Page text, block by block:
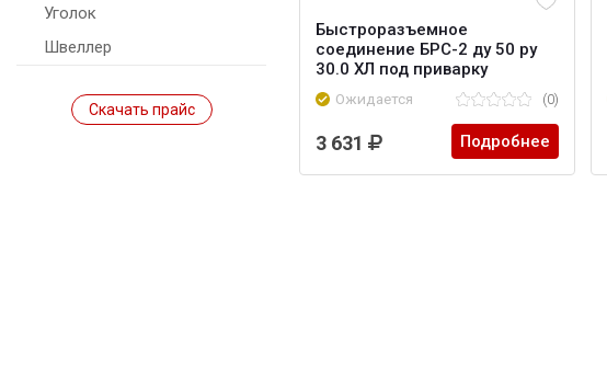
Уголок
Швеллер
Скачать прайс
Быстроразъемное
соединение БРС-2 ду 50 ру
30.0 ХЛ под приварку
Ожидается (0)
3 631 Подробнее